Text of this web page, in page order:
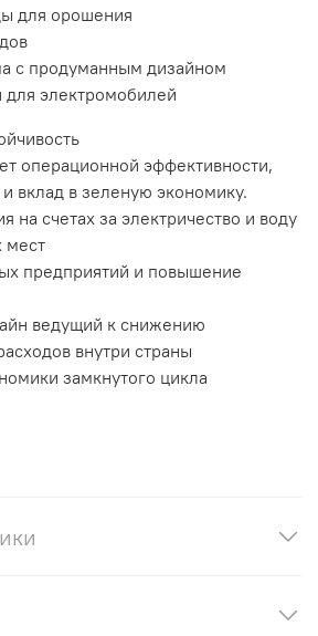
для орошения
с продуманным дизайном
для электромобилей
операционной эффективности,
вклад в зеленую экономику.
на счетах за электричество и воду
мест
предприятий и повышение
ведущий к снижению
внутри страны
замкнутого цикла